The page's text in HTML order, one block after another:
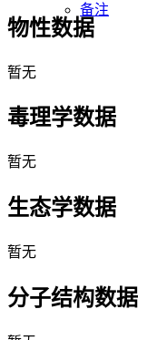
备注
物性数据
暂无
毒理学数据
暂无
生态学数据
暂无
分子结构数据